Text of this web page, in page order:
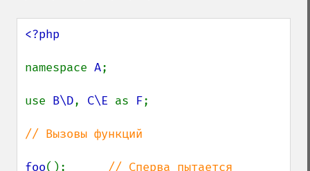
<?php
namespace A;
use B\D, C\E as F;
// Вызовы функций
foo(); // Сперва пытается